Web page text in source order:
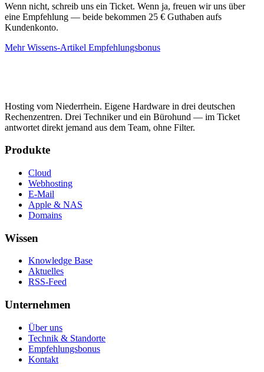
Wenn nicht, schreib uns ein Ticket. Wenn ja, freuen wir uns über
eine Empfehlung — beide bekommen 25 € Guthaben aufs
Kundenkonto.
Mehr Wissens-Artikel Empfehlungsbonus
Hosting vom Niederrhein. Eigene Hardware in drei deutschen
Rechenzentren. Drei Techniker und ein Bürohund — im Ticket
antwortet direkt jemand aus dem Team, ohne Filter.
Produkte
Cloud
Webhosting
E-Mail
Apple & NAS
Domains
Wissen
Knowledge Base
Aktuelles
RSS-Feed
Unternehmen
Über uns
Technik & Standorte
Empfehlungsbonus
Kontakt